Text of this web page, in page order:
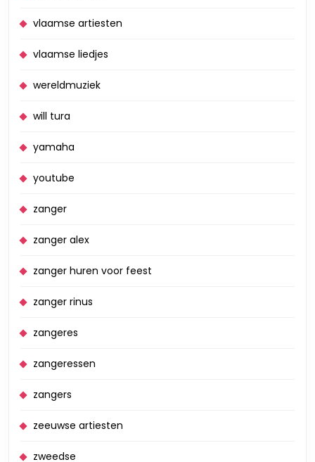
vlaamse artiesten
vlaamse liedjes
wereldmuziek
will tura
yamaha
youtube
zanger
zanger alex
zanger huren voor feest
zanger rinus
zangeres
zangeressen
zangers
zeeuwse artiesten
zweedse